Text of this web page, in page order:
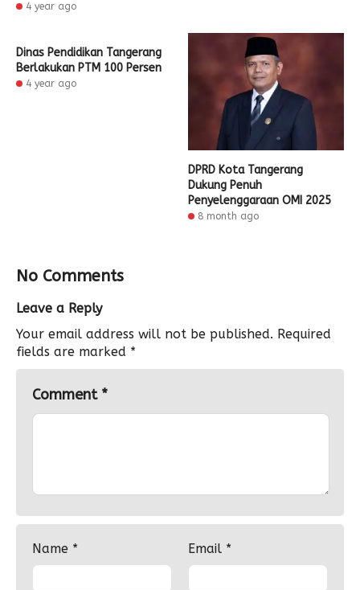
4 year ago
Dinas Pendidikan Tangerang
Berlakukan PTM 100 Persen
4 year ago
DPRD Kota Tangerang
Dukung Penuh
Penyelenggaraan OMI 2025
8 month ago
No Comments
Leave a Reply
Your email address will not be published. Required
fields are marked *
Comment *
Name * Email *